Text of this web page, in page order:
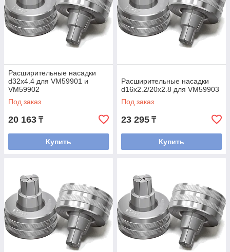
Расширительные насадки
d32х4.4 для VM59901 и
VM59902
Под заказ
20 163 ₸
Купить
Расширительные насадки
d16х2.2/20х2.8 для VM59903
Под заказ
23 295 ₸
Купить